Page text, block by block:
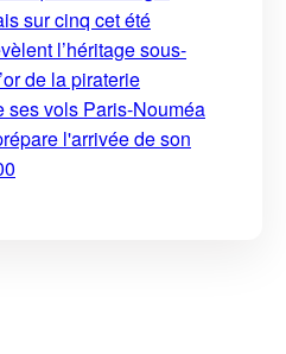
sur cinq cet été
l’héritage sous-
de la piraterie
ses vols Paris-Nouméa
l'arrivée de son